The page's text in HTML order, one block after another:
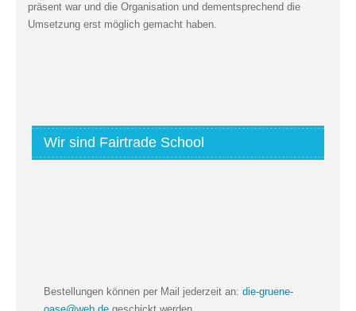
präsent war und die Organisation und dementsprechend die
Umsetzung erst möglich gemacht haben.
Wir sind Fairtrade School
Bestellungen können per Mail jederzeit an: die-gruene-